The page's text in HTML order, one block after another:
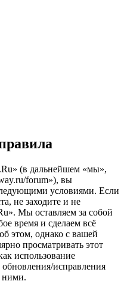
(в дальнейшем «мы»,
forum»), вы
условиями. Если
не заходите и не
Мы оставляем за собой
время и сделаем всё
этом, однако с вашей
просматривать этот
использование
исправления
ними.